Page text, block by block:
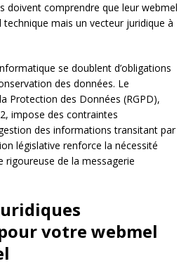
doivent comprendre que leur webmel
technique mais un vecteur juridique à
se doublent d’obligations
des données. Le
Protection des Données (RGPD),
impose des contraintes
des informations transitant par
législative renforce la nécessité
rigoureuse de la messagerie
votre webmel